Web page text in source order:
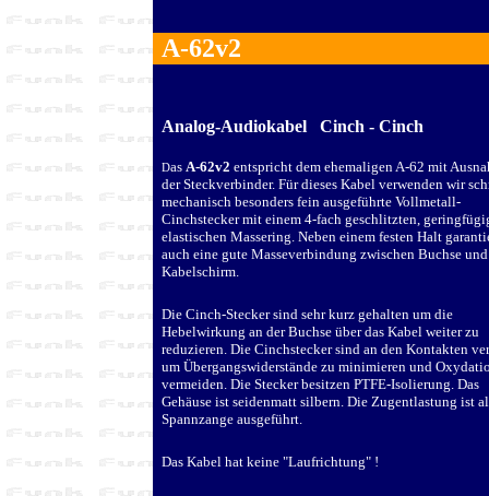
A-62v2
Analog-Audiokabel Cinch - Cinch
Das A-62v2 entspricht dem ehemaligen A-62 mit
der Steckverbinder. Für dieses Kabel verwenden wir
mechanisch besonders fein ausgeführte Vollmetall-
Cinchstecker mit einem 4-fach geschlitzten,
elastischen Massering. Neben einem festen Halt
auch eine gute Masseverbindung zwischen Buchse und
Kabelschirm.
Die Cinch-Stecker sind sehr kurz gehalten um die
Hebelwirkung an der Buchse über das Kabel weiter zu
reduzieren. Die Cinchstecker sind an den Kontakten
um Übergangswiderstände zu minimieren und
vermeiden. Die Stecker besitzen PTFE-Isolierung. Das
Gehäuse ist seidenmatt silbern. Die Zugentlastung ist
Spannzange ausgeführt.
Das Kabel hat keine "Laufrichtung" !